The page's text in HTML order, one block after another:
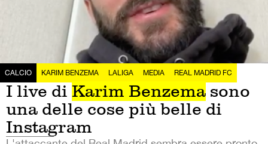
CALCIO KARIM BENZEMA LALIGA MEDIA REAL MADRID FC
I live di Karim Benzema sono
una delle cose più belle di
Instagram